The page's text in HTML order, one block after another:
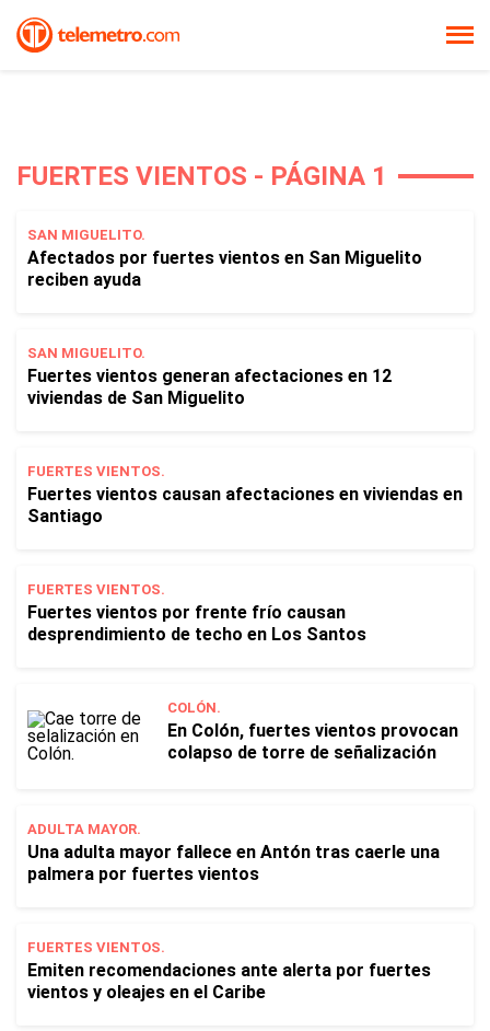
FUERTES VIENTOS - PÁGINA 1
SAN MIGUELITO.
Afectados por fuertes vientos en San Miguelito
reciben ayuda
SAN MIGUELITO.
Fuertes vientos generan afectaciones en 12
viviendas de San Miguelito
FUERTES VIENTOS.
Fuertes vientos causan afectaciones en viviendas en
Santiago
FUERTES VIENTOS.
Fuertes vientos por frente frío causan
desprendimiento de techo en Los Santos
COLÓN.
En Colón, fuertes vientos provocan
colapso de torre de señalización
ADULTA MAYOR.
Una adulta mayor fallece en Antón tras caerle una
palmera por fuertes vientos
FUERTES VIENTOS.
Emiten recomendaciones ante alerta por fuertes
vientos y oleajes en el Caribe